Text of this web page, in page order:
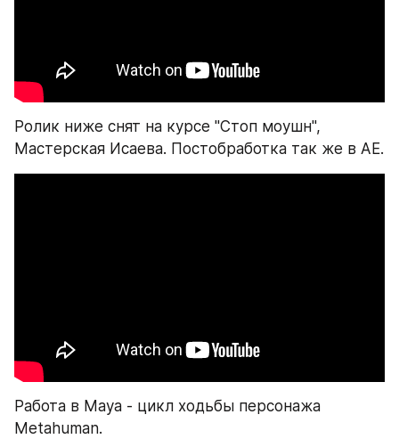
Ролик ниже снят на курсе "Стоп моушн",
Мастерская Исаева. Постобработка так же в AE.
Работа в Maya - цикл ходьбы персонажа
Metahuman.